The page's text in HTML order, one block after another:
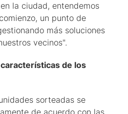
la ciudad, entendemos
un punto de
más soluciones
vecinos".
de los
sorteadas se